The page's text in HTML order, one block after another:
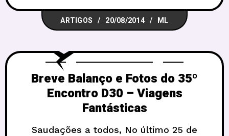
maior feira de RPG e jogos de tabuleiro
dos EUA teve 56 mil visitantes,
ARTIGOS 20/08/2014 ML
Breve Balanço e Fotos do 35º
Encontro D30 – Viagens
Fantásticas
Saudações a todos, No último 25 de